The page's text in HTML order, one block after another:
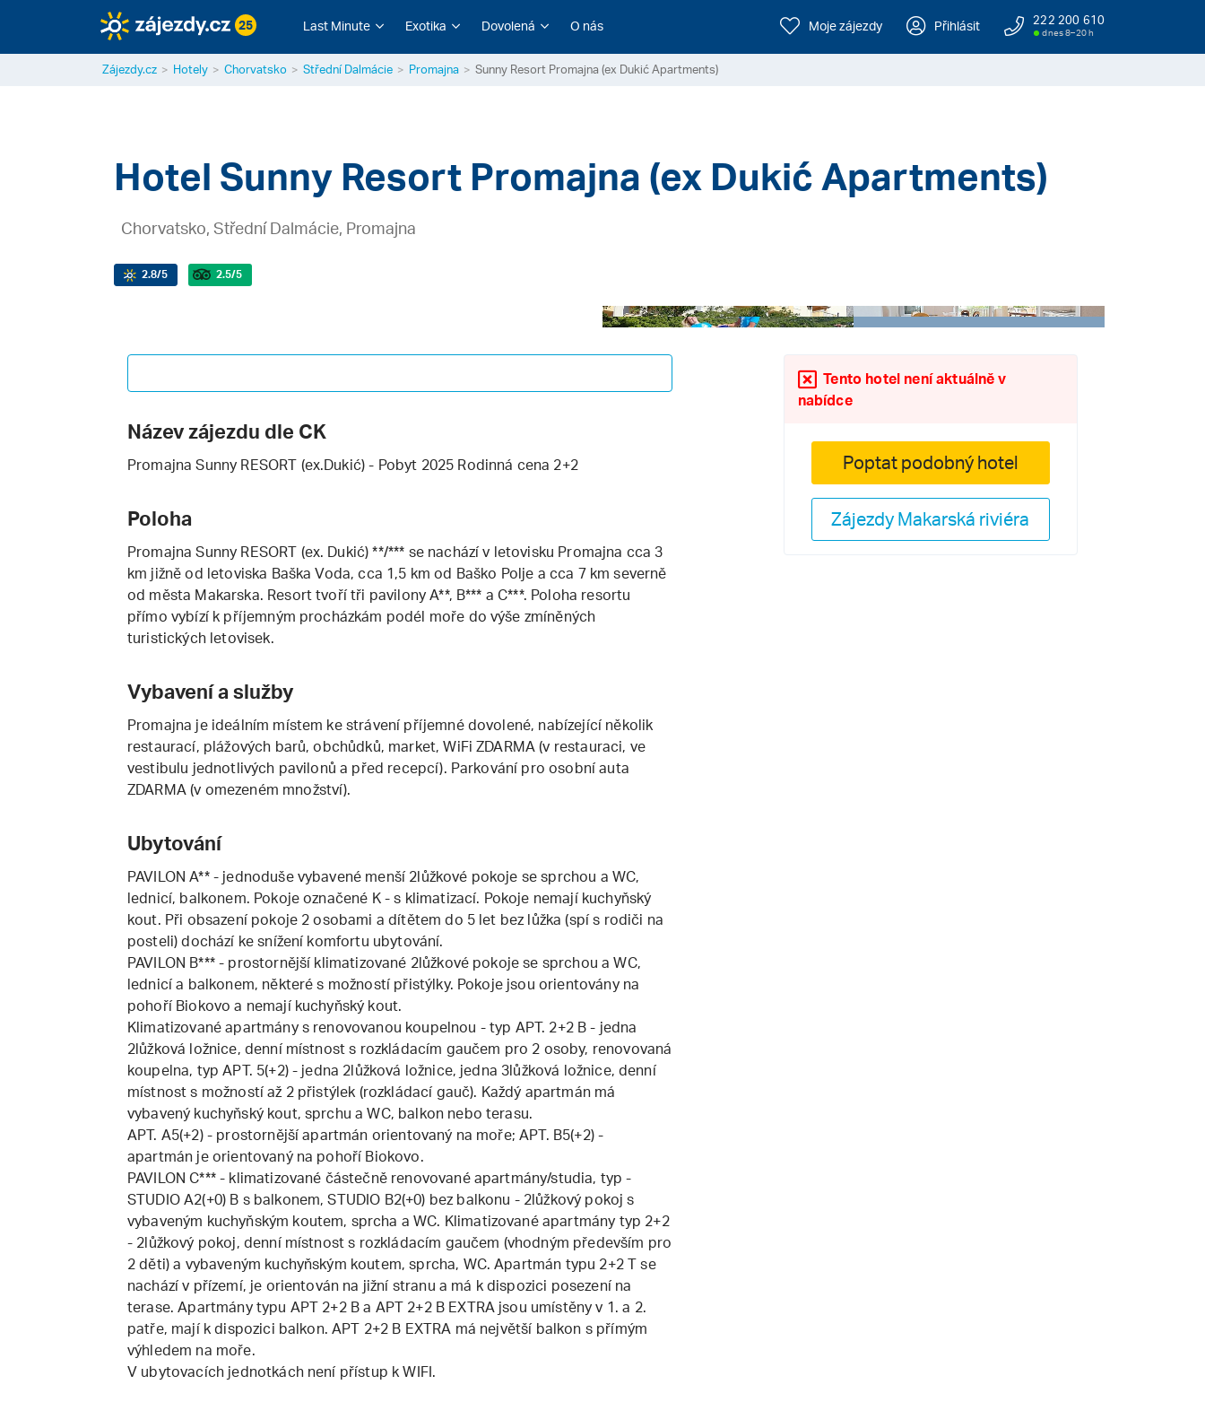
25 Last Minute Exotika Dovolená O nás Moje zájezdy Přihlásit 222 200 610
dnes 8–20 h
Zájezdy.cz Hotely Chorvatsko Střední Dalmácie Promajna Sunny Resort Promajna (ex Dukić Apartments)
Hotel Sunny Resort Promajna (ex Dukić Apartments)
Chorvatsko, Střední Dalmácie, Promajna
2.8/5 2.5/5
Tento hotel není aktuálně v
nabídce
Poptat podobný hotel
Zájezdy Makarská riviéra
Název zájezdu dle CK
Promajna Sunny RESORT (ex.Dukić) - Pobyt 2025 Rodinná cena 2+2
Poloha
Promajna Sunny RESORT (ex. Dukić) **/*** se nachází v letovisku Promajna cca 3
km jižně od letoviska Baška Voda, cca 1,5 km od Baško Polje a cca 7 km severně
od města Makarska. Resort tvoří tři pavilony A**, B*** a C***. Poloha resortu
přímo vybízí k příjemným procházkám podél moře do výše zmíněných
turistických letovisek.
Vybavení a služby
Promajna je ideálním místem ke strávení příjemné dovolené, nabízející několik
restaurací, plážových barů, obchůdků, market, WiFi ZDARMA (v restauraci, ve
vestibulu jednotlivých pavilonů a před recepcí). Parkování pro osobní auta
ZDARMA (v omezeném množství).
Ubytování
PAVILON A** - jednoduše vybavené menší 2lůžkové pokoje se sprchou a WC,
lednicí, balkonem. Pokoje označené K - s klimatizací. Pokoje nemají kuchyňský
kout. Při obsazení pokoje 2 osobami a dítětem do 5 let bez lůžka (spí s rodiči na
posteli) dochází ke snížení komfortu ubytování.
PAVILON B*** - prostornější klimatizované 2lůžkové pokoje se sprchou a WC,
lednicí a balkonem, některé s možností přistýlky. Pokoje jsou orientovány na
pohoří Biokovo a nemají kuchyňský kout.
Klimatizované apartmány s renovovanou koupelnou - typ APT. 2+2 B - jedna
2lůžková ložnice, denní místnost s rozkládacím gaučem pro 2 osoby, renovovaná
koupelna, typ APT. 5(+2) - jedna 2lůžková ložnice, jedna 3lůžková ložnice, denní
místnost s možností až 2 přistýlek (rozkládací gauč). Každý apartmán má
vybavený kuchyňský kout, sprchu a WC, balkon nebo terasu.
APT. A5(+2) - prostornější apartmán orientovaný na moře; APT. B5(+2) -
apartmán je orientovaný na pohoří Biokovo.
PAVILON C*** - klimatizované částečně renovované apartmány/studia, typ -
STUDIO A2(+0) B s balkonem, STUDIO B2(+0) bez balkonu - 2lůžkový pokoj s
vybaveným kuchyňským koutem, sprcha a WC. Klimatizované apartmány typ 2+2
- 2lůžkový pokoj, denní místnost s rozkládacím gaučem (vhodným především pro
2 děti) a vybaveným kuchyňským koutem, sprcha, WC. Apartmán typu 2+2 T se
nachází v přízemí, je orientován na jižní stranu a má k dispozici posezení na
terase. Apartmány typu APT 2+2 B a APT 2+2 B EXTRA jsou umístěny v 1. a 2.
patře, mají k dispozici balkon. APT 2+2 B EXTRA má největší balkon s přímým
výhledem na moře.
V ubytovacích jednotkách není přístup k WIFI.